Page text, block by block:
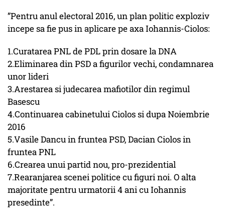
”Pentru anul electoral 2016, un plan politic exploziv
incepe sa fie pus in aplicare pe axa Iohannis-Ciolos:
1.Curatarea PNL de PDL prin dosare la DNA
2.Eliminarea din PSD a figurilor vechi, condamnarea
unor lideri
3.Arestarea si judecarea mafiotilor din regimul
Basescu
4.Continuarea cabinetului Ciolos si dupa Noiembrie
2016
5.Vasile Dancu in fruntea PSD, Dacian Ciolos in
fruntea PNL
6.Crearea unui partid nou, pro-prezidential
7.Rearanjarea scenei politice cu figuri noi. O alta
majoritate pentru urmatorii 4 ani cu Iohannis
presedinte”.